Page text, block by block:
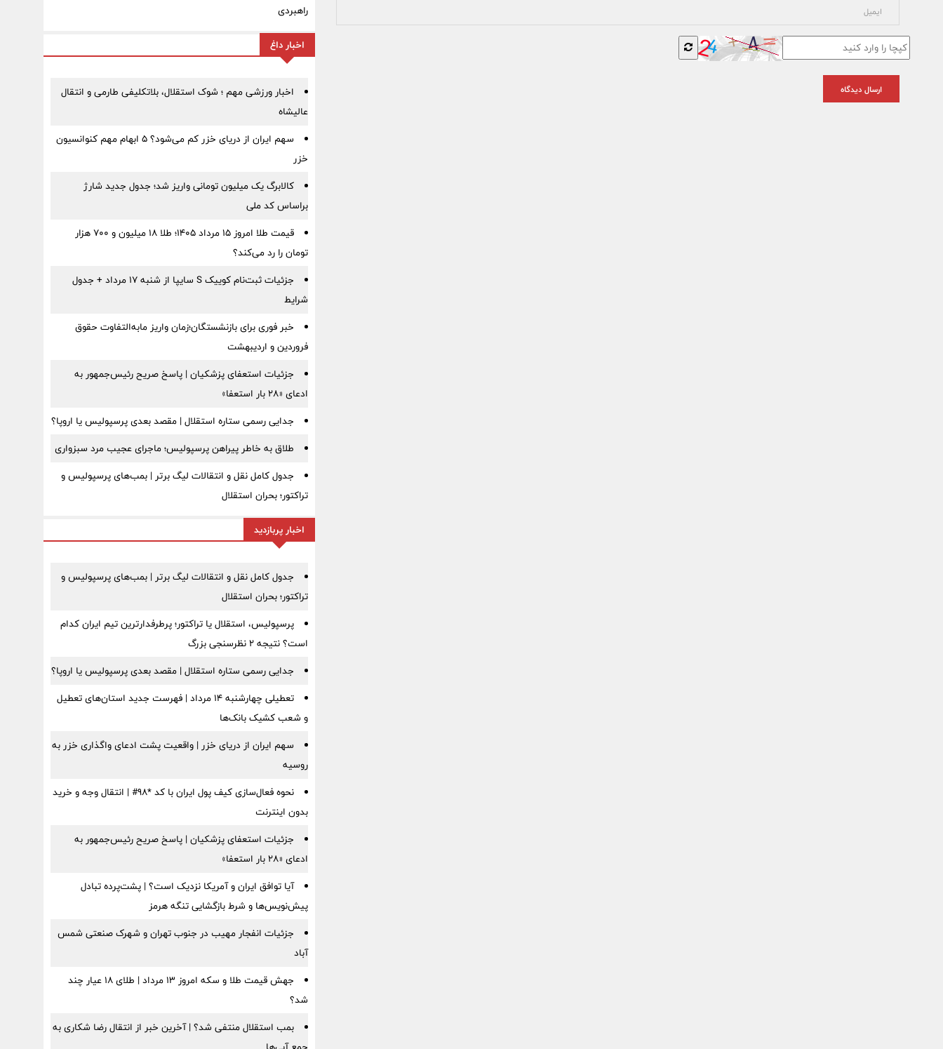
ارسال دیدگاه
راهبردی
اخبار داغ
اخبار ورزشی مهم ؛ شوک استقلال، بلاتکلیفی طارمی و انتقال
عالیشاه
سهم ایران از دریای خزر کم می‌شود؟ ۵ ابهام مهم کنوانسیون
خزر
کالابرگ یک میلیون تومانی واریز شد؛ جدول جدید شارژ
براساس کد ملی
قیمت طلا امروز ۱۵ مرداد ۱۴۰۵؛ طلا ۱۸ میلیون و ۷۰۰ هزار
تومان را رد می‌کند؟
جزئیات ثبت‌نام کوییک S سایپا از شنبه ۱۷ مرداد + جدول
شرایط
خبر فوری برای بازنشستگان؛زمان واریز مابه‌التفاوت حقوق
فروردین و اردیبهشت
جزئیات استعفای پزشکیان | پاسخ صریح رئیس‌جمهور به
ادعای «۲۸ بار استعفا»
جدایی رسمی ستاره استقلال | مقصد بعدی پرسپولیس یا اروپا؟
طلاق به خاطر پیراهن پرسپولیس؛ ماجرای عجیب مرد سبزواری
جدول کامل نقل و انتقالات لیگ برتر | بمب‌های پرسپولیس و
تراکتور؛ بحران استقلال
اخبار پربازدید
جدول کامل نقل و انتقالات لیگ برتر | بمب‌های پرسپولیس و
تراکتور؛ بحران استقلال
پرسپولیس، استقلال یا تراکتور؛ پرطرفدارترین تیم ایران کدام
است؟ نتیجه ۲ نظرسنجی بزرگ
جدایی رسمی ستاره استقلال | مقصد بعدی پرسپولیس یا اروپا؟
تعطیلی چهارشنبه ۱۴ مرداد | فهرست جدید استان‌های تعطیل
و شعب کشیک بانک‌ها
سهم ایران از دریای خزر | واقعیت پشت ادعای واگذاری خزر به
روسیه
نحوه فعال‌سازی کیف پول ایران با کد *98# | انتقال وجه و خرید
بدون اینترنت
جزئیات استعفای پزشکیان | پاسخ صریح رئیس‌جمهور به
ادعای «۲۸ بار استعفا»
آیا توافق ایران و آمریکا نزدیک است؟ | پشت‌پرده تبادل
پیش‌نویس‌ها و شرط بازگشایی تنگه هرمز
جزئیات انفجار مهیب در جنوب تهران و شهرک صنعتی شمس
آباد
جهش قیمت طلا و سکه امروز ۱۳ مرداد | طلای ۱۸ عیار چند
شد؟
بمب استقلال منتفی شد؟ | آخرین خبر از انتقال رضا شکاری به